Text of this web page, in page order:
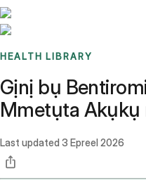
HEALTH LIBRARY
Gịnị bụ
Mmetụta Akụkụ
Last updated 3 Epreel 2026